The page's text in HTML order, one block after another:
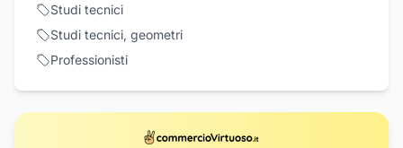
Studi tecnici
Studi tecnici, geometri
Professionisti